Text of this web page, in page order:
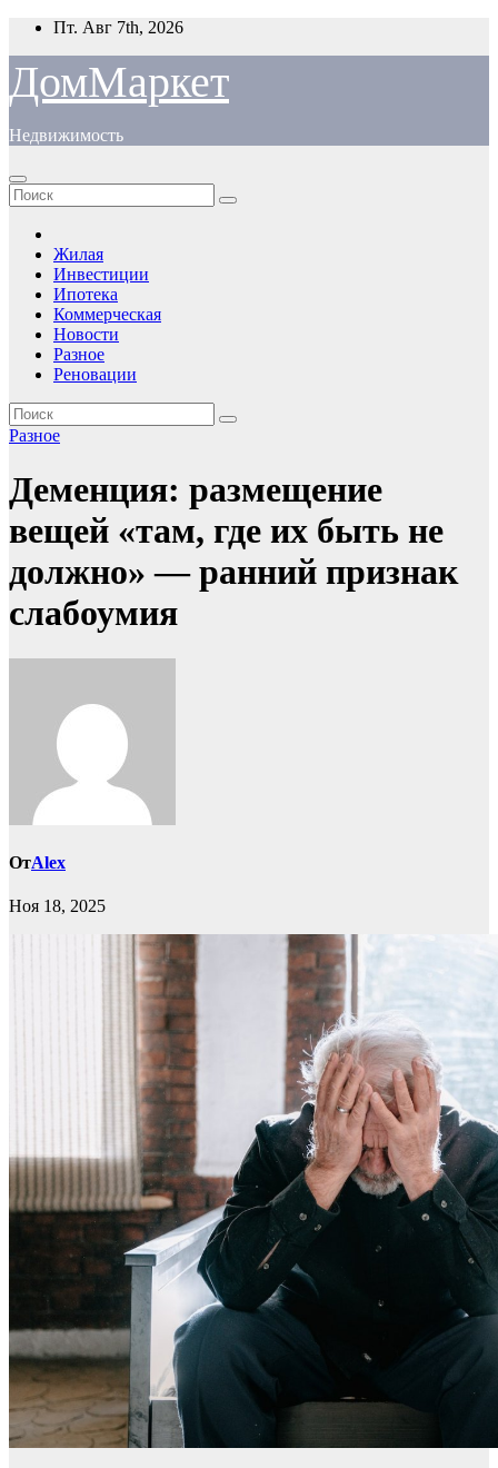
Перейти
содержимому
Пт. Авг 7th, 2026
ДомМаркет
Недвижимость
Жилая
Инвестиции
Ипотека
Коммерческая
Новости
Разное
Реновации
Разное
Деменция: размещение
вещей «там, где их быть не
должно» — ранний признак
слабоумия
ОтAlex
Ноя 18, 2025